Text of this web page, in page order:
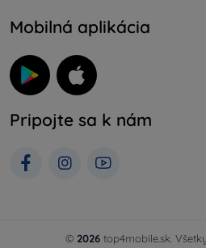
Mobilná aplikácia
Pripojte sa k nám
© 2026 top4mobile.sk.